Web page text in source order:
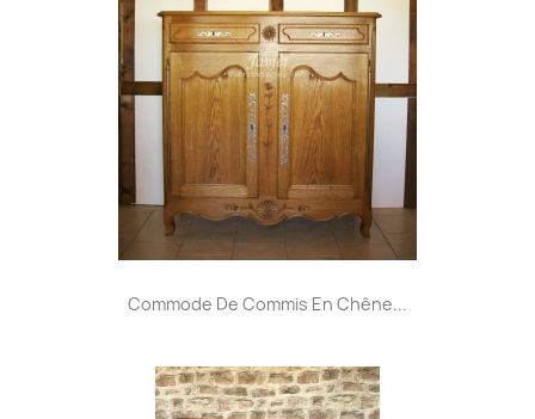
Commode De Commis En Chêne...